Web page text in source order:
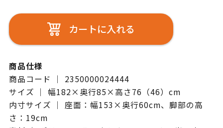
カートに入れる
商品仕様
商品コード ｜ 2350000024444
サイズ ｜ 幅182×奥行85×高さ76（46）cm
内寸サイズ ｜ 座面：幅153×奥行60cm、脚部の高
さ：19cm